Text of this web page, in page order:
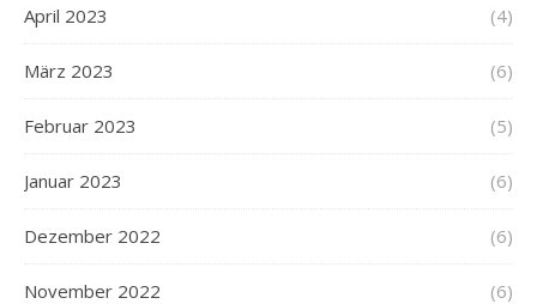
April 2023 (4)
März 2023 (6)
Februar 2023 (5)
Januar 2023 (6)
Dezember 2022 (6)
November 2022 (6)